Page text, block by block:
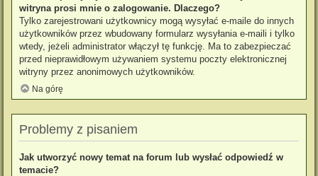
witryna prosi mnie o zalogowanie. Dlaczego?
Tylko zarejestrowani użytkownicy mogą wysyłać e-maile do innych
użytkowników przez wbudowany formularz wysyłania e-maili i tylko
wtedy, jeżeli administrator włączył tę funkcję. Ma to zabezpieczać
przed nieprawidłowym używaniem systemu poczty elektronicznej
witryny przez anonimowych użytkowników.
Na górę
Problemy z pisaniem
Jak utworzyć nowy temat na forum lub wysłać odpowiedź w
temacie?